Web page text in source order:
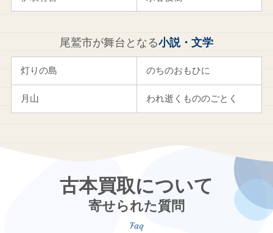
尾鷲市が舞台となる小説・文学
灯りの島 のちのおもひに
月山 われ逝くもののごとく
古本買取について
寄せられた質問